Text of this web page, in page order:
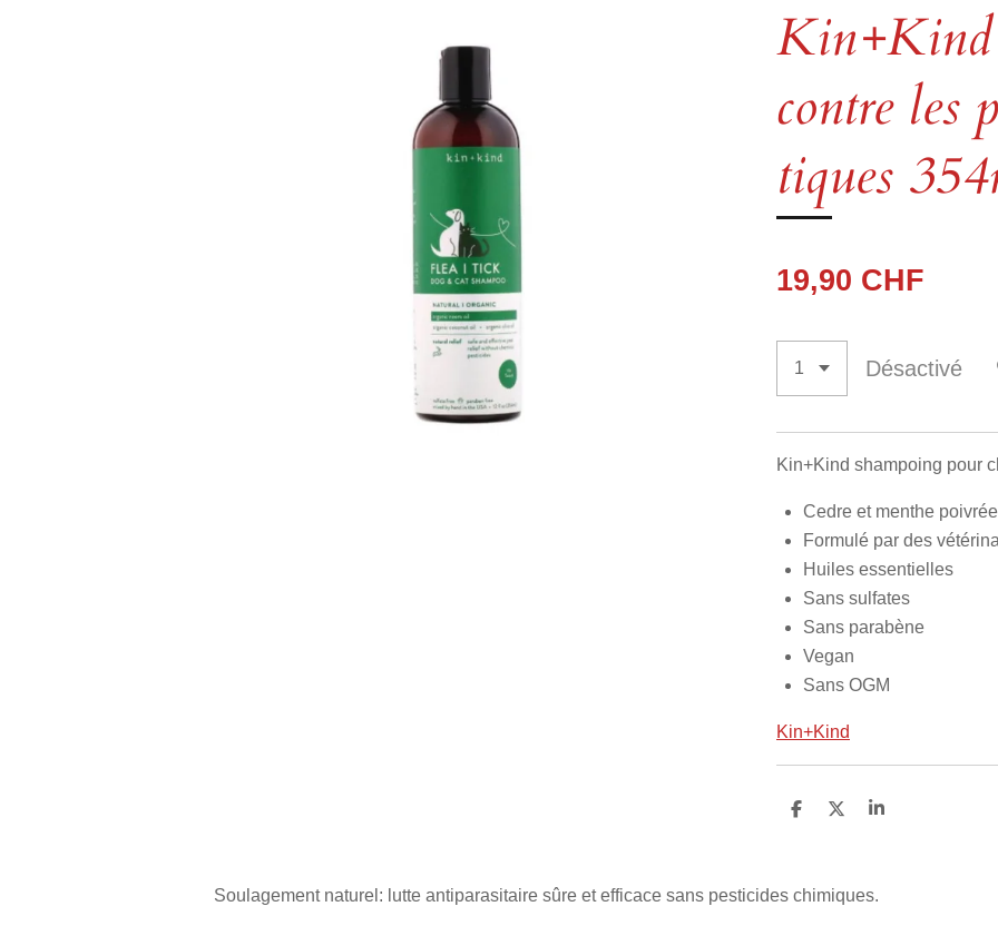
Kin+Kind
contre les
tiques
19,90 CHF
Désactivé
Kin+Kind shampoing pour
Cedre et menthe poivrée
Formulé par des
Huiles essentielles
Sans sulfates
Sans parabène
Vegan
Sans OGM
Kin+Kind
P
a
g
P
g
P
g
Soulagement naturel: lutte antiparasitaire sûre et efficace sans pesticides chimiques.